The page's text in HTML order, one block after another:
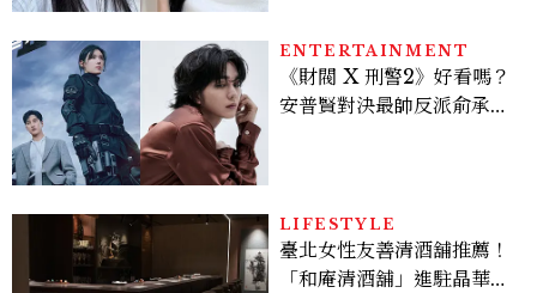
ENTERTAINMENT
《財閥 X 刑警2》好看嗎？
安普賢對決最帥反派俞承
多大？
LIFESTYLE
臺北女性友善清酒舖推薦！
「和庵清酒舖」進駐晶華酒